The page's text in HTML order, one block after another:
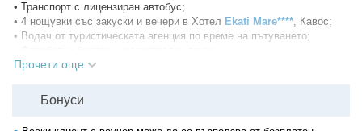
• Транспорт с лицензиран автобус;
• 4 нощувки със закуски и вечери в Хотел Еkati Mare****, Кавос;
• Водач от туристическата агенция по време на пътуването;
Офертата не включва
Допълнителни
Прочети още
Бонуси